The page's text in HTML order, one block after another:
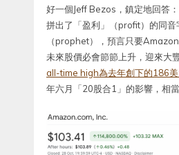
好一個Jeff Bezos，鎮定地回答
拼出了「盈利」（profit）的同音
（prophet），預言只要
未來股價必會節節上升，迎來大豐
all-time high為去年創下的186
年六月「20股合1」的影響，相